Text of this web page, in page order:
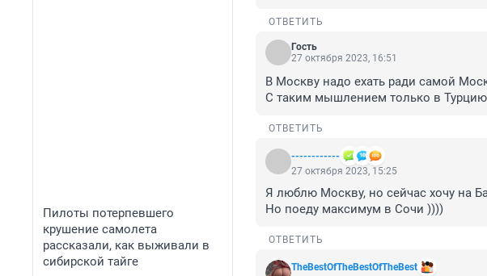
Пилоты потерпевшего
крушение самолета
рассказали, как выживали в
сибирской тайге
ОТВЕТИТЬ
Гость
27 октября 2023, 16:51
В Москву надо ехать ради самой
С таким мышлением только в Турцию
ОТВЕТИТЬ
------------
27 октября 2023, 15:25
Я люблю Москву, но сейчас хочу на
Но поеду максимум в Сочи ))))
ОТВЕТИТЬ
TheBestOfTheBestOfTheBest